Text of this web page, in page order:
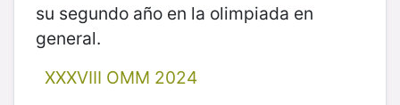
su segundo año en la olimpiada en
general.
XXXVIII OMM 2024